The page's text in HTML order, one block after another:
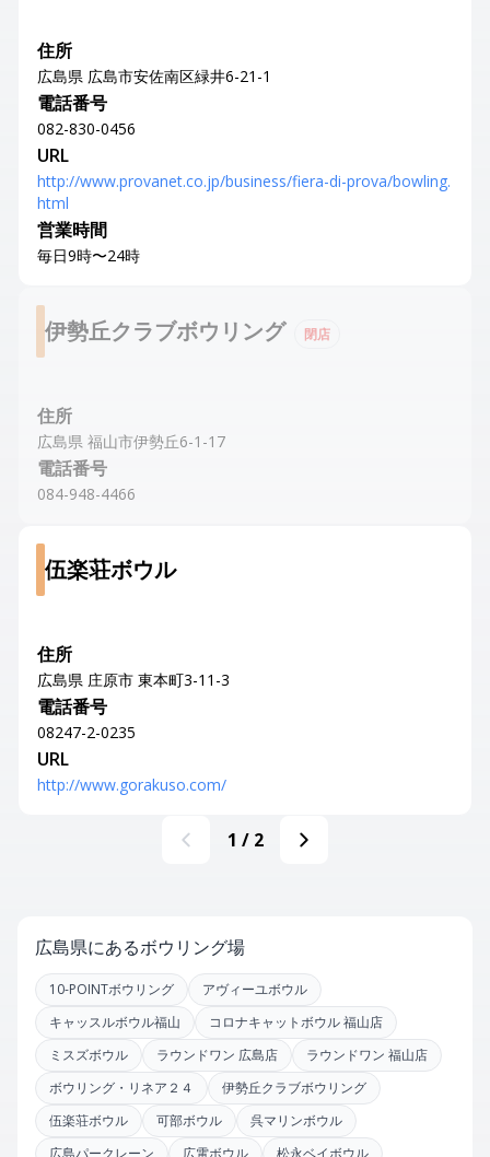
住所
広島県 広島市安佐南区緑井6-21-1
電話番号
082-830-0456
URL
http://www.provanet.co.jp/business/fiera-di-prova/bowling.
html
営業時間
毎日9時〜24時
伊勢丘クラブボウリング 閉店
住所
広島県 福山市伊勢丘6-1-17
電話番号
084-948-4466
伍楽荘ボウル
住所
広島県 庄原市 東本町3-11-3
電話番号
08247-2-0235
URL
http://www.gorakuso.com/
1 / 2
広島県にあるボウリング場
10-POINTボウリング
アヴィーユボウル
キャッスルボウル福山
コロナキャットボウル 福山店
ミスズボウル
ラウンドワン 広島店
ラウンドワン 福山店
ボウリング・リネア２４
伊勢丘クラブボウリング
伍楽荘ボウル
可部ボウル
呉マリンボウル
広島パークレーン
広電ボウル 松永ベイボウル